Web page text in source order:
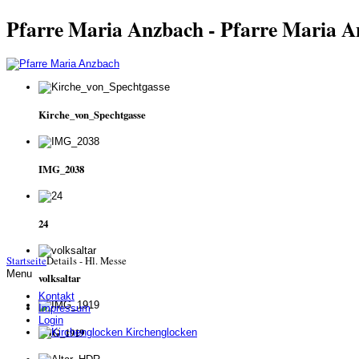
Pfarre Maria Anzbach - Pfarre Maria
Kirche_von_Spechtgasse
IMG_2038
24
volksaltar
IMG_1919
StartseiteDetails - Hl. Messe
Menu
Kontakt
Impressum
Login
Kirchenglocken